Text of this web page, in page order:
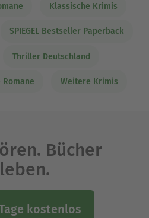
Klassische Krimis
SPIEGEL Bestseller Paperback
Thriller Deutschland
Weitere Krimis
Bücher
kostenlos